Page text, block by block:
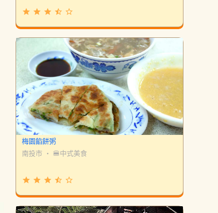
grade grade grade star_half star_border
梅園餡餅粥
南投市 ・ 🍔中式美食
grade grade grade star_half star_border